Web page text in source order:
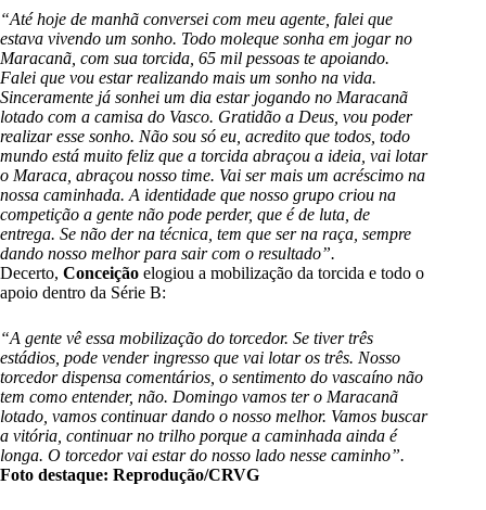
“Até hoje de manhã conversei com meu agente, falei que
estava vivendo um sonho. Todo moleque sonha em jogar no
Maracanã, com sua torcida, 65 mil pessoas te apoiando.
Falei que vou estar realizando mais um sonho na vida.
Sinceramente já sonhei um dia estar jogando no Maracanã
lotado com a camisa do Vasco. Gratidão a Deus, vou poder
realizar esse sonho. Não sou só eu, acredito que todos, todo
mundo está muito feliz que a torcida abraçou a ideia, vai lotar
o Maraca, abraçou nosso time. Vai ser mais um acréscimo na
nossa caminhada. A identidade que nosso grupo criou na
competição a gente não pode perder, que é de luta, de
entrega. Se não der na técnica, tem que ser na raça, sempre
dando nosso melhor para sair com o resultado”.
Decerto, Conceição elogiou a mobilização da torcida e todo o
apoio dentro da Série B:
“A gente vê essa mobilização do torcedor. Se tiver três
estádios, pode vender ingresso que vai lotar os três. Nosso
torcedor dispensa comentários, o sentimento do vascaíno não
tem como entender, não. Domingo vamos ter o Maracanã
lotado, vamos continuar dando o nosso melhor. Vamos buscar
a vitória, continuar no trilho porque a caminhada ainda é
longa. O torcedor vai estar do nosso lado nesse caminho”.
Foto destaque: Reprodução/CRVG